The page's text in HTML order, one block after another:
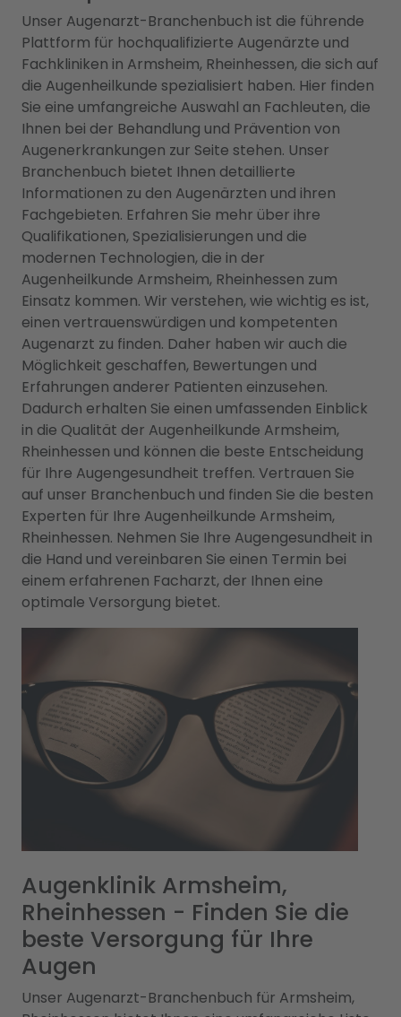
Unser Augenarzt-Branchenbuch ist die führende
Plattform für hochqualifizierte Augenärzte und
Fachkliniken in Armsheim, Rheinhessen, die sich auf
die Augenheilkunde spezialisiert haben. Hier finden
Sie eine umfangreiche Auswahl an Fachleuten, die
Ihnen bei der Behandlung und Prävention von
Augenerkrankungen zur Seite stehen. Unser
Branchenbuch bietet Ihnen detaillierte
Informationen zu den Augenärzten und ihren
Fachgebieten. Erfahren Sie mehr über ihre
Qualifikationen, Spezialisierungen und die
modernen Technologien, die in der
Augenheilkunde Armsheim, Rheinhessen zum
Einsatz kommen. Wir verstehen, wie wichtig es ist,
einen vertrauenswürdigen und kompetenten
Augenarzt zu finden. Daher haben wir auch die
Möglichkeit geschaffen, Bewertungen und
Erfahrungen anderer Patienten einzusehen.
Dadurch erhalten Sie einen umfassenden Einblick
in die Qualität der Augenheilkunde Armsheim,
Rheinhessen und können die beste Entscheidung
für Ihre Augengesundheit treffen. Vertrauen Sie
auf unser Branchenbuch und finden Sie die besten
Experten für Ihre Augenheilkunde Armsheim,
Rheinhessen. Nehmen Sie Ihre Augengesundheit in
die Hand und vereinbaren Sie einen Termin bei
einem erfahrenen Facharzt, der Ihnen eine
optimale Versorgung bietet.
Augenklinik Armsheim,
Rheinhessen - Finden Sie die
beste Versorgung für Ihre
Augen
Unser Augenarzt-Branchenbuch für Armsheim,